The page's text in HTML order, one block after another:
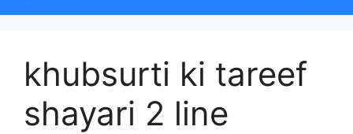
khubsurti ki tareef
shayari 2 line